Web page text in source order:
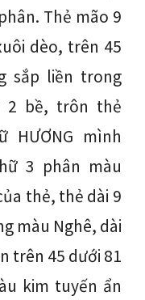
Thẻ mão 9
dèo, trên 45
sắp liền trong
2 bề, trôn thẻ
HƯƠNG mình
3 phân màu
thẻ, thẻ dài 9
màu Nghê, dài
trên 45 dưới 81
kim tuyến ẩn